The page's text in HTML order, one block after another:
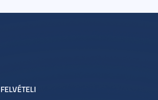
FELVÉTELI